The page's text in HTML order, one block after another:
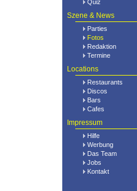
Quiz
Szene & News
Parties
Fotos
Redaktion
Termine
Locations
Restaurants
Discos
Bars
Cafes
Impressum
Hilfe
Werbung
Das Team
Jobs
Kontakt